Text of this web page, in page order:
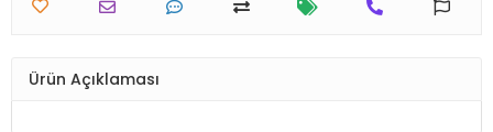
Ürün Açıklaması